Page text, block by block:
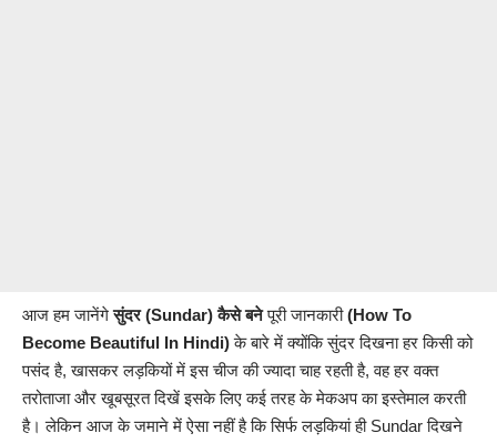
आज हम जानेंगेसुंदर (Sundar) कैसे बनेपूरी जानकारी(How To
Become Beautiful In Hindi)के बारे में क्योंकि सुंदर दिखना हर किसी को
पसंद है, खासकर लड़कियों में इस चीज की ज्यादा चाह रहती है, वह हर वक्त
तरोताजा और खूबसूरत दिखें इसके लिए कई तरह के मेकअप का इस्तेमाल करती
है। लेकिन आज के जमाने में ऐसा नहीं है कि सिर्फ लड़कियां ही Sundar दिखने